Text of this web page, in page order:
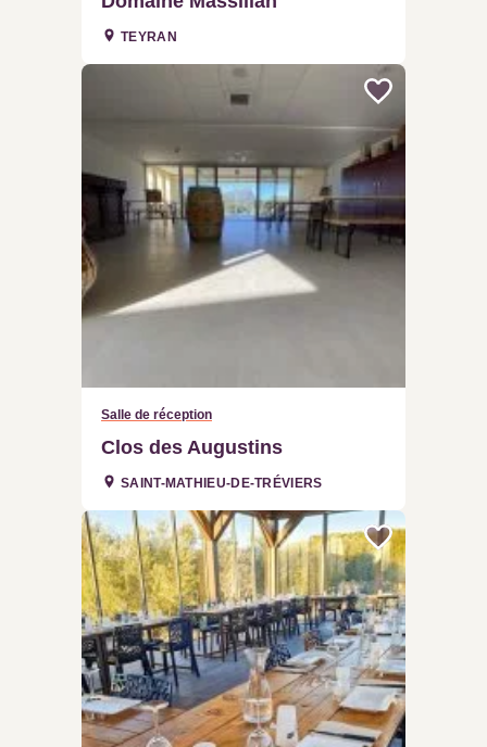
TEYRAN
Salle de réception
Clos des Augustins
SAINT-MATHIEU-DE-TRÉVIERS